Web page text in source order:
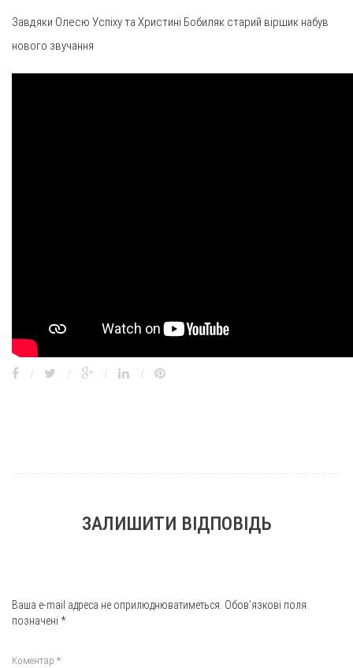
Завдяки Олесю Успіху та Христині Бобиляк старий віршик набув
нового звучання
/ / / /
ЗАЛИШИТИ ВІДПОВІДЬ
Ваша e-mail адреса не оприлюднюватиметься. Обов’язкові поля
позначені *
Коментар *